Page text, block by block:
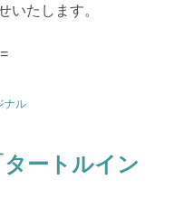
いたします。
ナル
ートルイン